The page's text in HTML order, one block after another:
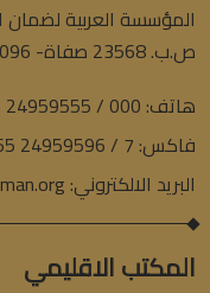
المؤسسة العربية لضمان
ص.ب. 23568 صفاة- 13096
هاتف:24959555 / 000
فاكس:24959596 / 7
البريد الالكتروني:
المكتب الاقليمي